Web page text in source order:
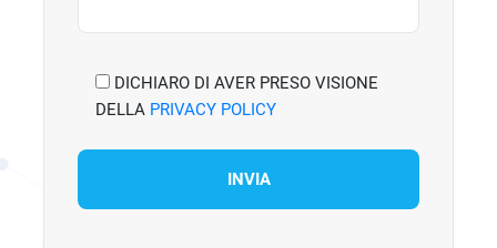
DICHIARO DI AVER PRESO VISIONE
DELLA PRIVACY POLICY